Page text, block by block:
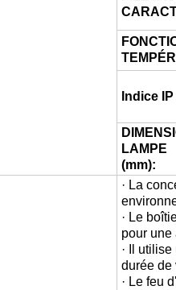
Indice IP
LAMPE
(mm):
· La
· Le
pour une
· Il
durée de
· Le feu